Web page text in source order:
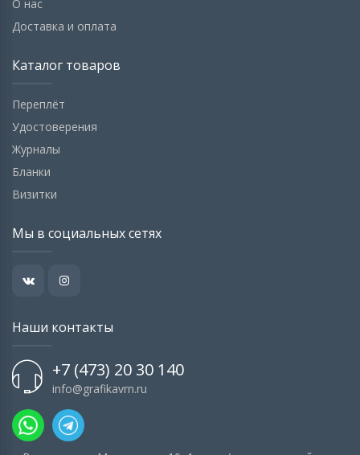
О нас
Доставка и оплата
Каталог товаров
Переплёт
Удостоверения
Журналы
Бланки
Визитки
Мы в социальных сетях
Наши контакты
+7 (473) 20 30 140
info@grafikavrn.ru